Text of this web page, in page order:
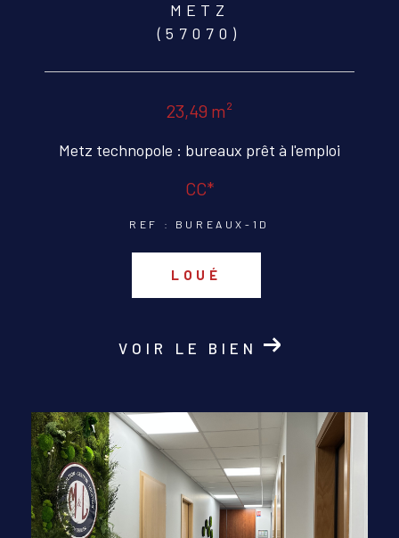
METZ
(57070)
23,49 m²
Metz technopole : bureaux prêt à l'emploi
CC*
REF : BUREAUX-1D
LOUÉ
VOIR LE BIEN